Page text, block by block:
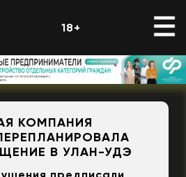
18+
КОМПАНИЯ
В УЛАН-УДЭ